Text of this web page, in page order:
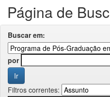
Página de
Buscar em:
por
Filtros correntes: